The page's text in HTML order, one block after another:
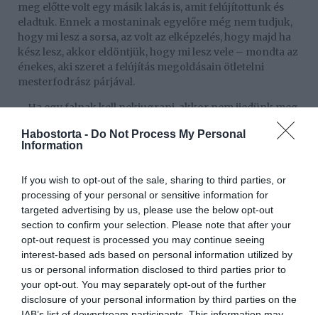
Habostorta - Do Not Process My Personal
Information
If you wish to opt-out of the sale, sharing to third parties, or
processing of your personal or sensitive information for
targeted advertising by us, please use the below opt-out
section to confirm your selection. Please note that after your
opt-out request is processed you may continue seeing
interest-based ads based on personal information utilized by
us or personal information disclosed to third parties prior to
your opt-out. You may separately opt-out of the further
disclosure of your personal information by third parties on the
meg előtte volt egy másik lakás is, amit felújítottunk és
eladtuk. Ennek a mostaninak egyelőre még nem tudjuk,
hogy mi lesz a sorsa, az volt az elképzelés, hogy majd ha
kész lesz, akkor eldöntjük, hogy mi lesz vele – mondta az
énekes, aki szeret a felújítás megoldásain ötletelni
mesterfodrász párjával.
– Ha egy falnak kell nekiugrani, akkor nem ijedünk meg
mondom Lacinak, hogy "nézd, milyen klassz, mire neki
az első mondata, amivel behúzza magát a csőbe, hogy ezt
YouTube és AI segítségével összeszedjük az
információkat, és nyilván, ami nem veszélyes: nem vizet,
vagy villanyt szerelünk, hanem a dizájn részét vállaljuk
elsősorban. Amikor fel kell tenni egy gipszkartont, vagy
meg kell csinálni egy betonfalat, abba simán belevágunk
– árulta el Tibo, aki egyébként sem unatkozik, hiszen a
fellépések mellett hamarosan új dala jelenik meg, az év
második felében pedig új lemezt is tervez kiadni.